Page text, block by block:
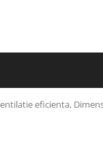
eficienta,